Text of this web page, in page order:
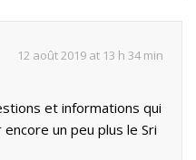
12 août 2019 at 13 h 34 min
et informations qui
un peu plus le Sri